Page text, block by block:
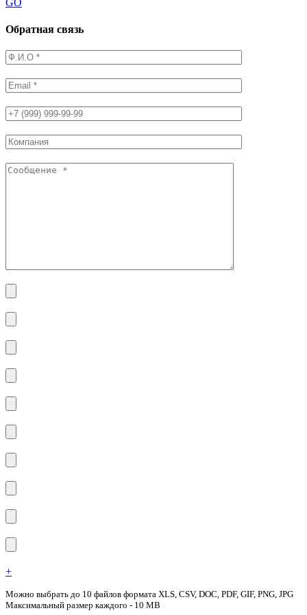
GO
Обратная связь
+
Можно выбрать до 10 файлов формата XLS, CSV, DOC, PDF, GIF, PNG, JPG
Максимальный размер каждого - 10 MB